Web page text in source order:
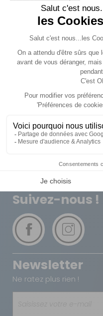
COMMANDE
ACHETER 699 €
Expédié sous 72h
Carte de fidélité
Suivez-nous !
Newsletter
Ne ratez plus rien !